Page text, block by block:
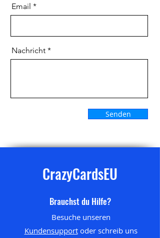
Email
Nachricht
Senden
CrazyCardsEU
Brauchst du Hilfe?
Besuche unseren
Kundensupportoder schreib uns